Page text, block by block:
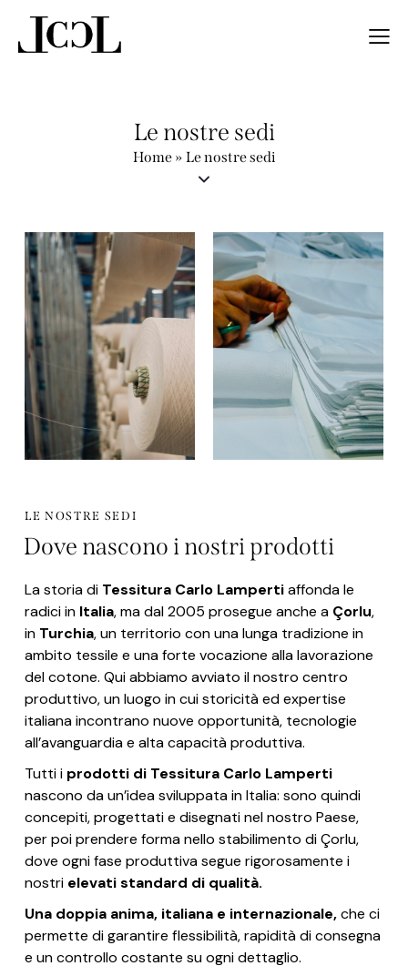
Le nostre sedi
Home» Le nostre sedi
LE NOSTRE SEDI
Dove nascono i nostri prodotti
La storia di Tessitura Carlo Lampertiaffonda le
radici in Italia, ma dal 2005 prosegue anche a Çorlu,
in Turchia, un territorio con una lunga tradizione in
ambito tessile e una forte vocazione alla lavorazione
del cotone. Qui abbiamo avviato il nostro centro
produttivo, un luogo in cui storicità ed expertise
italiana incontrano nuove opportunità, tecnologie
all’avanguardia e alta capacità produttiva.
Tutti i prodotti di Tessitura Carlo Lamperti
nascono da un’idea sviluppata in Italia: sono quindi
concepiti, progettati e disegnati nel nostro Paese,
per poi prendere forma nello stabilimento di Çorlu,
dove ogni fase produttiva segue rigorosamente i
nostri elevati standard di qualità.
Una doppia anima, italiana e internazionale,che ci
permette di garantire flessibilità, rapidità di consegna
e un controllo costante su ogni dettaglio.